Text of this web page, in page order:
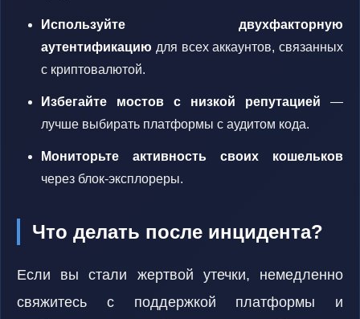
Используйте двухфакторную
аутентификацию для всех аккаунтов, связанных
с криптовалютой.
Избегайте мостов с низкой репутацией —
лучше выбирать платформы с аудитом кода.
Мониторьте активность своих кошельков
через блок-эксплореры.
Что делать после инцидента?
Если вы стали жертвой утечки, немедленно
свяжитесь с поддержкой платформы и